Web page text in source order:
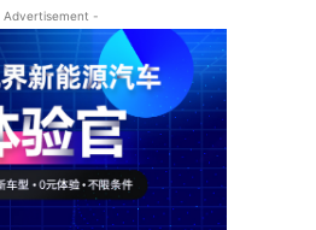
Advertisement -